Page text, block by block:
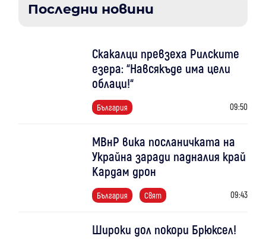
Последни новини
Скакалци превзеха Рилските
езера: “Навсякъде има цели
облаци!“
България 09:50
МВнР вика посланичката на
Украйна заради падналия край
Кардам дрон
България Свят 09:43
Широки дол покори Брюксел!